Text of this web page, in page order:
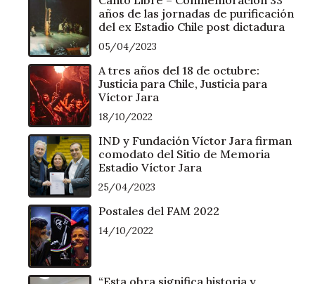
años de las jornadas de purificación
del ex Estadio Chile post dictadura
05/04/2023
A tres años del 18 de octubre:
Justicia para Chile, Justicia para
Víctor Jara
18/10/2022
IND y Fundación Víctor Jara firman
comodato del Sitio de Memoria
Estadio Víctor Jara
25/04/2023
Postales del FAM 2022
14/10/2022